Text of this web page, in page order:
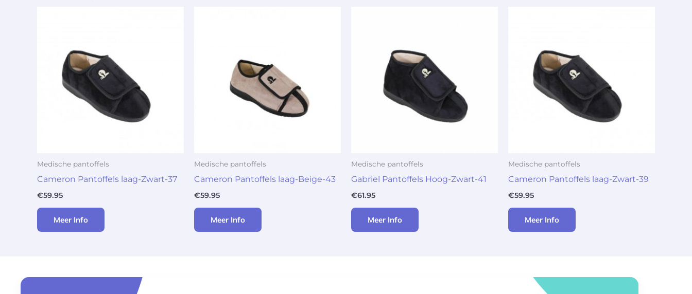
Medische pantoffels
Cameron Pantoffels laag-Zwart-37
€59.95
Meer Info
Medische pantoffels
Cameron Pantoffels laag-Beige-43
€59.95
Meer Info
Medische pantoffels
Gabriel Pantoffels Hoog-Zwart-41
€61.95
Meer Info
Medische pantoffels
Cameron Pantoffels laag-Zwart-39
€59.95
Meer Info